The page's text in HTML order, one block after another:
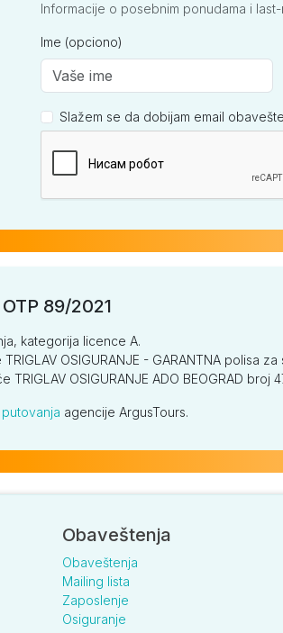
Informacije o posebnim ponudama i
Ime (opciono)
Slažem se da dobijam email
89/2021
kategorija licence A.
OSIGURANJE - GARANTNA polisa
OSIGURANJE ADO BEOGRAD broj
agencije ArgusTours.
Obaveštenja
Obaveštenja
Mailing lista
Zaposlenje
Osiguranje